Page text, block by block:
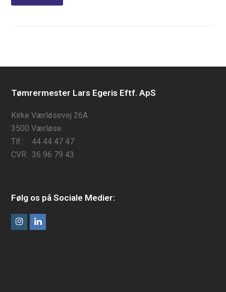
Tømrermester Lars Egeris Eftf. ApS
Kirke Værløsevej 26A
3500 Værløse
Tlf.: 44 44 47 47
CVR: 36 96 79 43
Følg os på Sociale Medier:
Instagram
LinkedIn